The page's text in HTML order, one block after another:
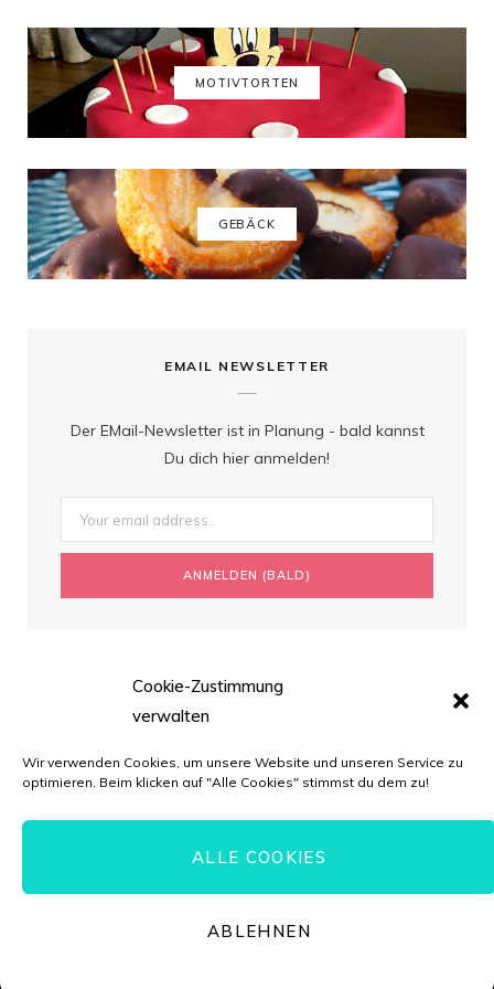
Cookie-Zustimmung
verwalten
Wir verwenden Cookies, um unsere Website und unseren Service zu
optimieren. Beim klicken auf "Alle Cookies" stimmst du dem zu!
ALLE COOKIES
ABLEHNEN
o
r
a
e
s
t
e
MOTIVTORTEN
GEBÄCK
EMAIL NEWSLETTER
Der EMail-Newsletter ist in Planung - bald kannst
Du dich hier anmelden!